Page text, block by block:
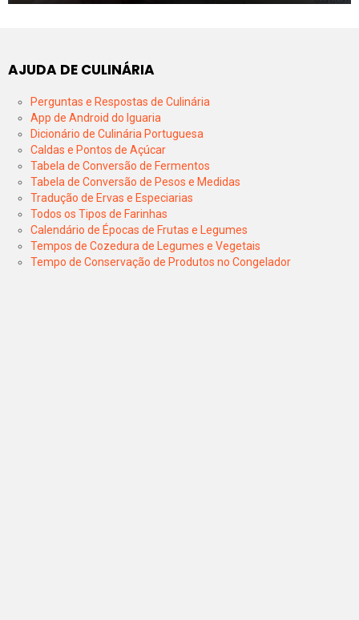
AJUDA DE CULINÁRIA
Perguntas e Respostas de Culinária
App de Android do Iguaria
Dicionário de Culinária Portuguesa
Caldas e Pontos de Açúcar
Tabela de Conversão de Fermentos
Tabela de Conversão de Pesos e Medidas
Tradução de Ervas e Especiarias
Todos os Tipos de Farinhas
Calendário de Épocas de Frutas e Legumes
Tempos de Cozedura de Legumes e Vegetais
Tempo de Conservação de Produtos no Congelador